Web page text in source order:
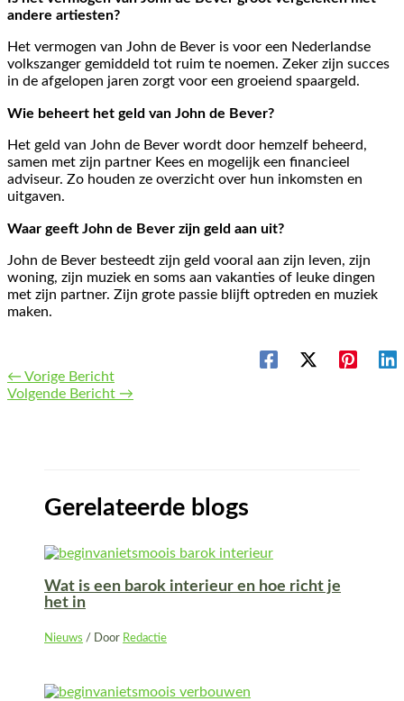
andere artiesten?
Het vermogen van John de Bever is voor een Nederlandse
volkszanger gemiddeld tot ruim te noemen. Zeker zijn succes
in de afgelopen jaren zorgt voor een groeiend spaargeld.
Wie beheert het geld van John de Bever?
Het geld van John de Bever wordt door hemzelf beheerd,
samen met zijn partner Kees en mogelijk een financieel
adviseur. Zo houden ze overzicht over hun inkomsten en
uitgaven.
Waar geeft John de Bever zijn geld aan uit?
John de Bever besteedt zijn geld vooral aan zijn leven, zijn
woning, zijn muziek en soms aan vakanties of leuke dingen
met zijn partner. Zijn grote passie blijft optreden en muziek
maken.
← Vorige Bericht
Volgende Bericht →
Gerelateerde blogs
Wat is een barok interieur en hoe richt je
het in
Nieuws / Door Redactie